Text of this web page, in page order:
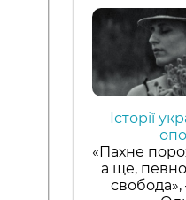
Історії
«Пахне
а ще,